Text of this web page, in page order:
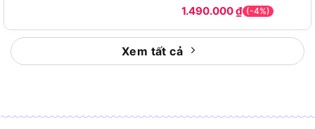
dùng cùng loại pin, mang lại giá trị đầu tư dài
hạn
Thương hiệu Makita được thành lập năm 1915 tại
chuẩn chất lượng công nghiệp của Makita được
1.490.000₫ (-4%)
Xem tất cả